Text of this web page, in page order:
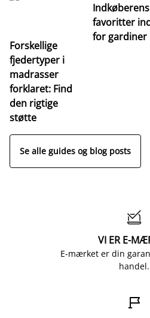
Forskellige
fjedertyper i
madrasser
forklaret: Find
den rigtige
støtte
Indkøberens
favoritter
for gardiner
Se alle guides og blog posts

VI ER E-
E-mærket er din
handel.
